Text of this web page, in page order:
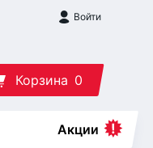
Войти
Корзина 0
Акции